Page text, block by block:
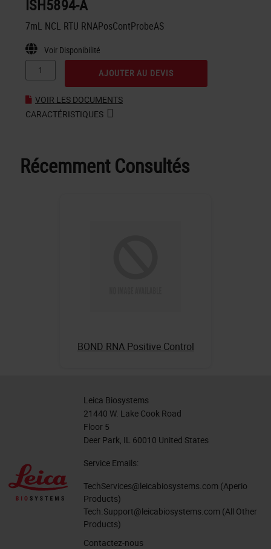
ISH5894-A
7mL NCL RTU RNAPosContProbeAS
Voir Disponibilité
AJOUTER AU DEVIS
VOIR LES DOCUMENTS
CARACTÉRISTIQUES
Récemment Consultés
BOND RNA Positive Control
Leica Biosystems
21440 W. Lake Cook Road
Floor 5
Deer Park, IL 60010 United States
Service Emails:
TechServices@leicabiosystems.com (Aperio
Products)
Tech.Support@leicabiosystems.com (All Other
Products)
Contactez-nous